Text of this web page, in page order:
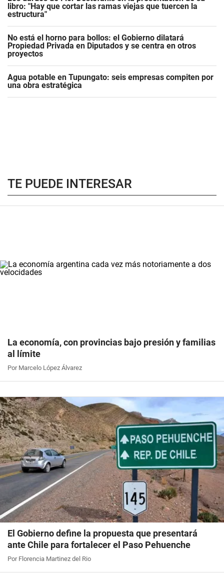
libro: "Hay que cortar las ramas viejas que tuercen la
estructura"
No está el horno para bollos: el Gobierno dilatará
Propiedad Privada en Diputados y se centra en otros
proyectos
Agua potable en Tupungato: seis empresas compiten por
una obra estratégica
TE PUEDE INTERESAR
La economía, con provincias bajo presión y familias
al límite
Por Marcelo López Álvarez
El Gobierno define la propuesta que presentará
ante Chile para fortalecer el Paso Pehuenche
Por Florencia Martinez del Rio